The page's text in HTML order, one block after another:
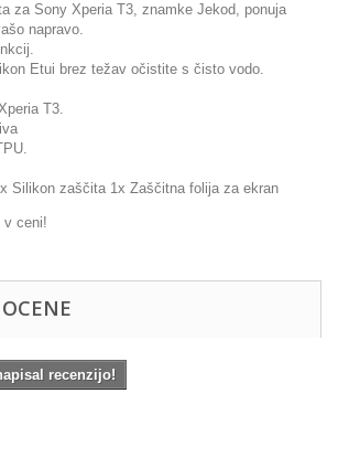
za Sony Xperia T3, znamke Jekod, ponuja
napravo.
Etui brez težav očistite s čisto vodo.
T3.
Silikon zaščita 1x Zaščitna folija za ekran
v ceni!
recenzijo!